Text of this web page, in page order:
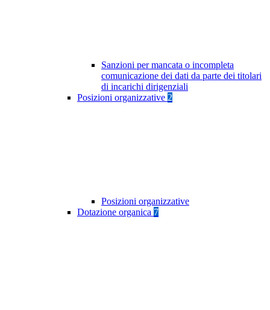
Sanzioni per mancata o incompleta
comunicazione dei dati da parte dei titolari
di incarichi dirigenziali
Posizioni organizzative 2
Posizioni organizzative
Dotazione organica 7